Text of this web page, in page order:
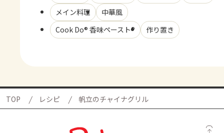
メイン料理
中華風
Cook Do® 香味ペースト®
作り置き
TOP レシピ 帆立のチャイナグリル